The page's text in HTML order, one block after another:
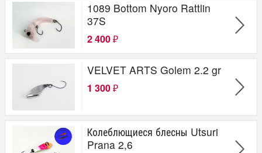
1089 Bottom Nyoro Rattlin
37S
2 400 ₽
VELVET ARTS Golem 2.2 gr
1 300 ₽
Колеблющиеся блесны Utsuri
Prana 2,6